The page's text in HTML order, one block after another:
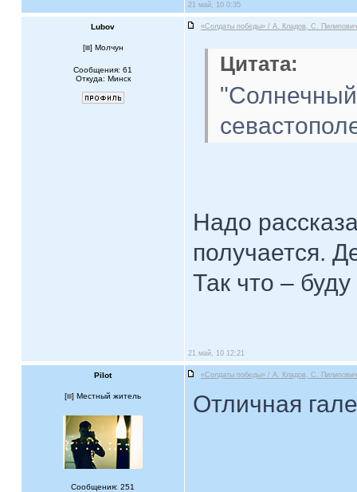
21 май, 10 0:35
Lubov «Солдаты победы» / А. Кладов, С.
[ ] Молчун
Сообщения: 61
Откуда: Минск
Цитата:
Надо
получается.
Так что –
21 май, 10 12:21
Pilot «Солдаты победы» / А. Кладов, С.
[ ] Местный житель
Сообщения: 251
Отличная